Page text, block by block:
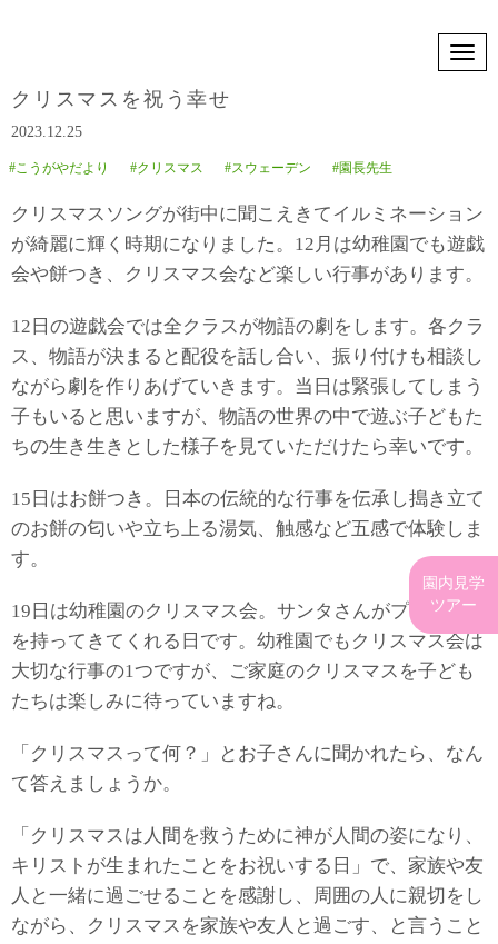
N
a
n
クリスマスを祝う幸せ
2023.12.25
#こうがやだより #クリスマス #スウェーデン #園長先生
クリスマスソングが街中に聞こえきてイルミネーション
が綺麗に輝く時期になりました。12月は幼稚園でも遊戯
会や餅つき、クリスマス会など楽しい行事があります。
12日の遊戯会では全クラスが物語の劇をします。各クラ
ス、物語が決まると配役を話し合い、振り付けも相談し
ながら劇を作りあげていきます。当日は緊張してしまう
子もいると思いますが、物語の世界の中で遊ぶ子どもた
ちの生き生きとした様子を見ていただけたら幸いです。
15日はお餅つき。日本の伝統的な行事を伝承し搗き立て
のお餅の匂いや立ち上る湯気、触感など五感で体験しま
す。
19日は幼稚園のクリスマス会。サンタさんがプレゼント
を持ってきてくれる日です。幼稚園でもクリスマス会は
大切な行事の1つですが、ご家庭のクリスマスを子ども
たちは楽しみに待っていますね。
「クリスマスって何？」とお子さんに聞かれたら、なん
て答えましょうか。
「クリスマスは人間を救うために神が人間の姿になり、
キリストが生まれたことをお祝いする日」で、家族や友
人と一緒に過ごせることを感謝し、周囲の人に親切をし
ながら、クリスマスを家族や友人と過ごす、と言うこと
園内見学
ツアー